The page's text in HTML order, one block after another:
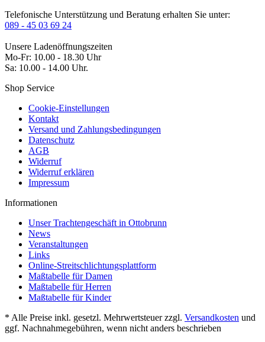
Telefonische Unterstützung und Beratung erhalten Sie unter:
089 - 45 03 69 24
Unsere Ladenöffnungszeiten
Mo-Fr: 10.00 - 18.30 Uhr
Sa: 10.00 - 14.00 Uhr.
Shop Service
Cookie-Einstellungen
Kontakt
Versand und Zahlungsbedingungen
Datenschutz
AGB
Widerruf
Widerruf erklären
Impressum
Informationen
Unser Trachtengeschäft in Ottobrunn
News
Veranstaltungen
Links
Online-Streitschlichtungsplattform
Maßtabelle für Damen
Maßtabelle für Herren
Maßtabelle für Kinder
* Alle Preise inkl. gesetzl. Mehrwertsteuer zzgl. Versandkosten und
ggf. Nachnahmegebühren, wenn nicht anders beschrieben